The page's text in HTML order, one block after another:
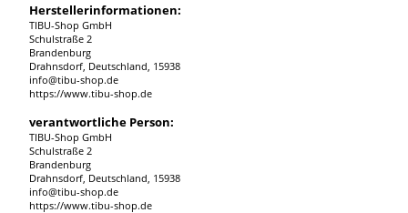
Herstellerinformationen:
TIBU-Shop GmbH
Schulstraße 2
Brandenburg
Drahnsdorf, Deutschland, 15938
info@tibu-shop.de
https://www.tibu-shop.de
verantwortliche Person:
TIBU-Shop GmbH
Schulstraße 2
Brandenburg
Drahnsdorf, Deutschland, 15938
info@tibu-shop.de
https://www.tibu-shop.de